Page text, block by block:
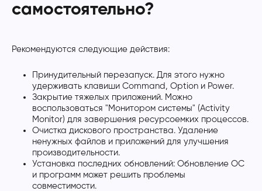
самостоятельно?
Рекомендуются следующие действия:
Принудительный перезапуск. Для этого нужно
удерживать клавиши Command, Option и Power.
Закрытие тяжелых приложений. Можно
воспользоваться "Монитором системы" (Activity
Monitor) для завершения ресурсоемких процессов.
Очистка дискового пространства. Удаление
ненужных файлов и приложений для улучшения
производительности.
Установка последних обновлений: Обновление ОС
и программ может решить проблемы
совместимости.